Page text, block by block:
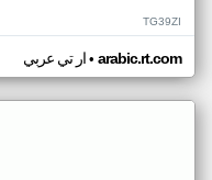
TG39ZI
ار تي عربي• arabic.rt.com